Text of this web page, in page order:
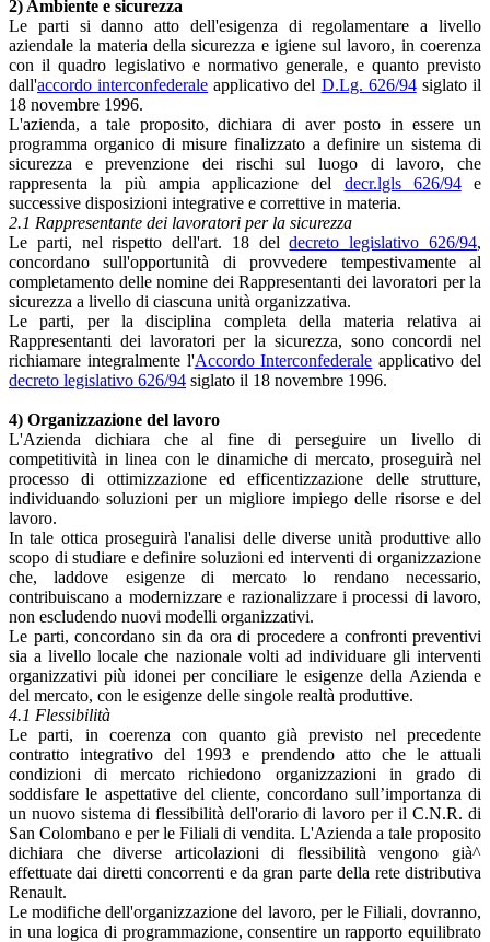
2) Ambiente e sicurezza
Le parti si danno atto dell'esigenza di regolamentare a livello
aziendale la materia della sicurezza e igiene sul lavoro, in coerenza
con il quadro legislativo e normativo generale, e quanto previsto
dall'accordo interconfederale applicativo del D.Lg. 626/94siglato il
18 novembre 1996.
L'azienda, a tale proposito, dichiara di aver posto in essere un
programma organico di misure finalizzato a definire un sistema di
sicurezza e prevenzione dei rischi sul luogo di lavoro, che
rappresenta la più ampia applicazione del decr.lgls 626/94e
successive disposizioni integrative e correttive in materia.
2.1 Rappresentante dei lavoratori per la sicurezza
Le parti, nel rispetto dell'art. 18 deldecreto legislativo 626/94,
concordano sull'opportunità di provvedere tempestivamente al
completamento delle nomine dei Rappresentanti dei lavoratori per la
sicurezza a livello di ciascuna unità organizzativa.
Le parti, per la disciplina completa della materia relativa ai
Rappresentanti dei lavoratori per la sicurezza, sono concordi nel
richiamare integralmente l'Accordo Interconfederale applicativo del
decreto legislativo 626/94 siglato il 18 novembre 1996.
4) Organizzazione del lavoro
L'Azienda dichiara che al fine di perseguire un livello di
competitività in linea con le dinamiche di mercato, proseguirà nel
processo di ottimizzazione ed efficentizzazione delle strutture,
individuando soluzioni per un migliore impiego delle risorse e del
lavoro.
In tale ottica proseguirà l'analisi delle diverse unità produttive allo
scopo di studiare e definire soluzioni ed interventi di organizzazione
che, laddove esigenze di mercato lo rendano necessario,
contribuiscano a modernizzare e razionalizzare i processi di lavoro,
non escludendo nuovi modelli organizzativi.
Le parti, concordano sin da ora di procedere a confronti preventivi
sia a livello locale che nazionale volti ad individuare gli interventi
organizzativi più idonei per conciliare le esigenze della Azienda e
del mercato, con le esigenze delle singole realtà produttive.
4.1 Flessibilità
Le parti, in coerenza con quanto già previsto nel precedente
contratto integrativo del 1993 e prendendo atto che le attuali
condizioni di mercato richiedono organizzazioni in grado di
soddisfare le aspettative del cliente, concordano sull’importanza di
un nuovo sistema di flessibilità dell'orario di lavoro per il C.N.R. di
San Colombano e per le Filiali di vendita. L'Azienda a tale proposito
dichiara che diverse articolazioni di flessibilità vengono già^
effettuate dai diretti concorrenti e da gran parte della rete distributiva
Renault.
Le modifiche dell'organizzazione del lavoro, per le Filiali, dovranno,
in una logica di programmazione, consentire un rapporto equilibrato